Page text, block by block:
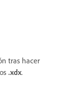
tras hacer
.xdx.